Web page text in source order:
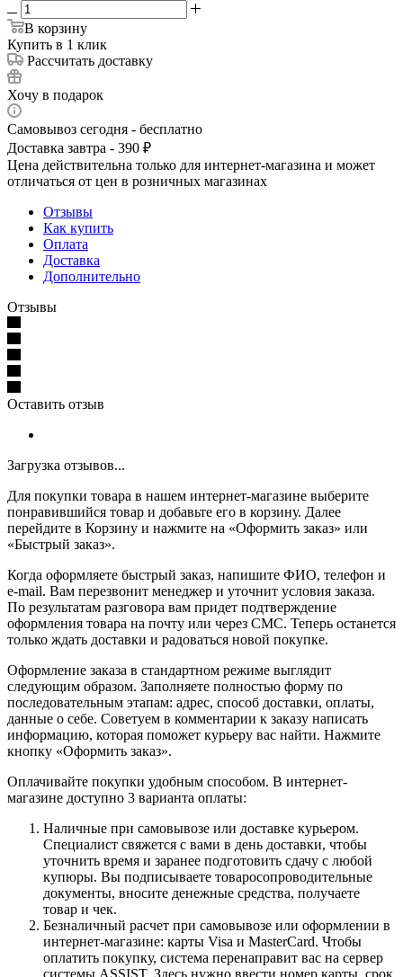
В корзину
Купить в 1 клик
Рассчитать доставку
Хочу в подарок
Самовывоз сегодня - бесплатно
Доставка завтра - 390 ₽
Цена действительна только для интернет-магазина и может
отличаться от цен в розничных магазинах
Отзывы
Как купить
Оплата
Доставка
Дополнительно
Отзывы
Оставить отзыв
Загрузка отзывов...
Для покупки товара в нашем интернет-магазине выберите
понравившийся товар и добавьте его в корзину. Далее
перейдите в Корзину и нажмите на «Оформить заказ» или
«Быстрый заказ».
Когда оформляете быстрый заказ, напишите ФИО, телефон и
e-mail. Вам перезвонит менеджер и уточнит условия заказа.
По результатам разговора вам придет подтверждение
оформления товара на почту или через СМС. Теперь останется
только ждать доставки и радоваться новой покупке.
Оформление заказа в стандартном режиме выглядит
следующим образом. Заполняете полностью форму по
последовательным этапам: адрес, способ доставки, оплаты,
данные о себе. Советуем в комментарии к заказу написать
информацию, которая поможет курьеру вас найти. Нажмите
кнопку «Оформить заказ».
Оплачивайте покупки удобным способом. В интернет-
магазине доступно 3 варианта оплаты:
Наличные при самовывозе или доставке курьером.
Специалист свяжется с вами в день доставки, чтобы
уточнить время и заранее подготовить сдачу с любой
купюры. Вы подписываете товаросопроводительные
документы, вносите денежные средства, получаете
товар и чек.
Безналичный расчет при самовывозе или оформлении в
интернет-магазине: карты Visa и MasterCard. Чтобы
оплатить покупку, система перенаправит вас на сервер
системы ASSIST. Здесь нужно ввести номер карты, срок